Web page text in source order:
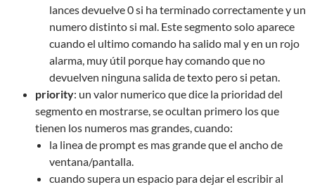
lances devuelve 0 si ha terminado correctamente y un
numero distinto si mal. Este segmento solo aparece
cuando el ultimo comando ha salido mal y en un rojo
alarma, muy útil porque hay comando que no
devuelven ninguna salida de texto pero si petan.
priority: un valor numerico que dice la prioridad del
segmento en mostrarse, se ocultan primero los que
tienen los numeros mas grandes, cuando:
la linea de prompt es mas grande que el ancho de
ventana/pantalla.
cuando supera un espacio para dejar el escribir al